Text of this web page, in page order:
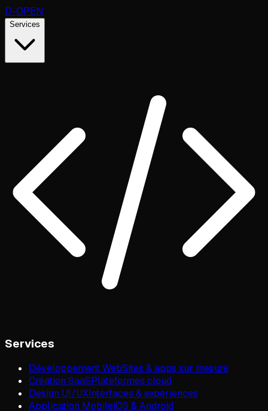
D-OPEN
Services
Services
Développement WebSites & apps sur mesure
Création SaaSPlateformes cloud
Design UI/UXInterfaces & expériences
Application MobileiOS & Android